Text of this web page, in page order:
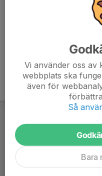
Vi använder oss
webbplats ska
även för
Så
Bara